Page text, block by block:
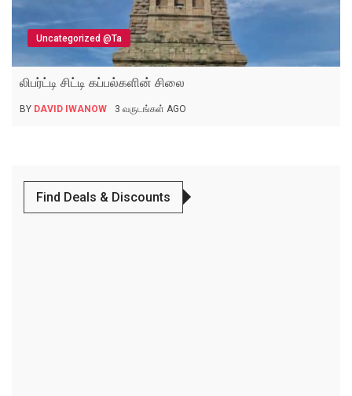
Uncategorized @ta
லிபர்ட்டி சிட்டி கப்பல்களின் சிலை
BY DAVID IWANOW 3 வருடங்கள் AGO
Find Deals & Discounts